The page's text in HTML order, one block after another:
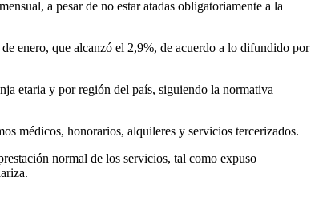
a pesar de no estar atadas obligatoriamente a la
enero, que alcanzó el 2,9%, de acuerdo a lo difundido por
etaria y por región del país, siguiendo la normativa
médicos, honorarios, alquileres y servicios tercerizados.
normal de los servicios, tal como expuso